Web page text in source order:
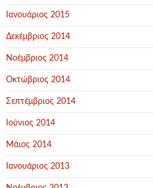
Ιανουάριος 2015
Δεκέμβριος 2014
Νοέμβριος 2014
Οκτώβριος 2014
Σεπτέμβριος 2014
Ιούνιος 2014
Μάιος 2014
Ιανουάριος 2013